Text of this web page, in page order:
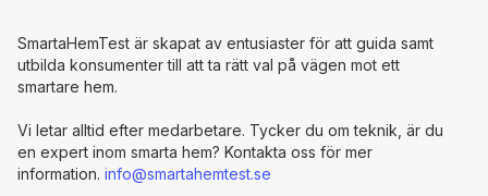
SmartaHemTest är skapat av entusiaster för att guida samt
utbilda konsumenter till att ta rätt val på vägen mot ett
smartare hem.
Vi letar alltid efter medarbetare. Tycker du om teknik, är du
en expert inom smarta hem? Kontakta oss för mer
information. info@smartahemtest.se